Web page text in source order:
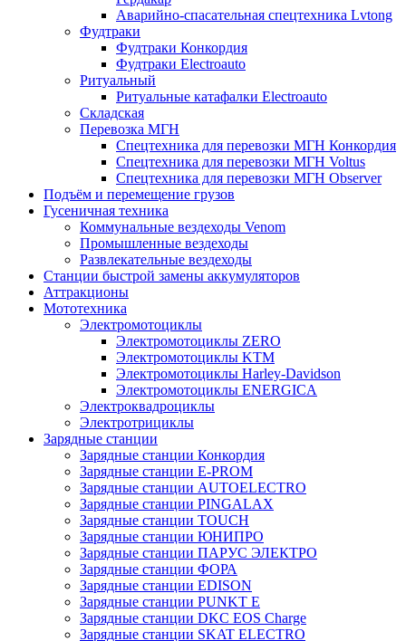
Аварийно-спасательная спецтехника Lvtong
Фудтраки
Фудтраки Конкордия
Фудтраки Electroauto
Ритуальный
Ритуальные катафалки Electroauto
Складская
Перевозка МГН
Спецтехника для перевозки МГН Конкордия
Спецтехника для перевозки МГН Voltus
Спецтехника для перевозки МГН Observer
Подъём и перемещение грузов
Гусеничная техника
Коммунальные вездеходы Venom
Промышленные вездеходы
Развлекательные вездеходы
Станции быстрой замены аккумуляторов
Аттракционы
Мототехника
Электромотоциклы
Электромотоциклы ZERO
Электромотоциклы KTM
Электромотоциклы Harley-Davidson
Электромотоциклы ENERGICA
Электроквадроциклы
Электротрициклы
Зарядные станции
Зарядные станции Конкордия
Зарядные станции E-PROM
Зарядные станции AUTOELECTRO
Зарядные станции PINGALAX
Зарядные станции TOUCH
Зарядные станции ЮНИПРО
Зарядные станции ПАРУС ЭЛЕКТРО
Зарядные станции ФОРА
Зарядные станции EDISON
Зарядные станции PUNKT E
Зарядные станции DKC EOS Charge
Зарядные станции SKAT ELECTRO